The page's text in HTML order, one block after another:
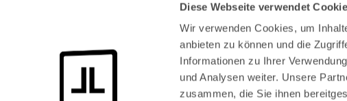
Diese Webseite verwendet
Wir verwenden Cookies, um
anbieten zu können und die
Informationen zu Ihrer
und Analysen weiter. Unsere
zusammen, die Sie ihnen
Bundeskanzlerplatz 2